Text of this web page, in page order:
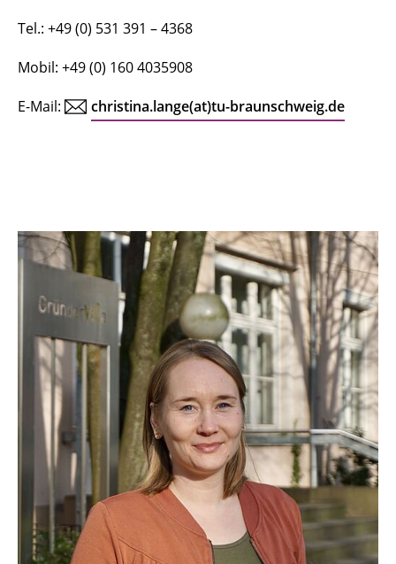
Tel.: +49 (0) 531 391 – 4368
Mobil: +49 (0) 160 4035908
E-Mail:
christina.lange(at)tu-braunschweig.de